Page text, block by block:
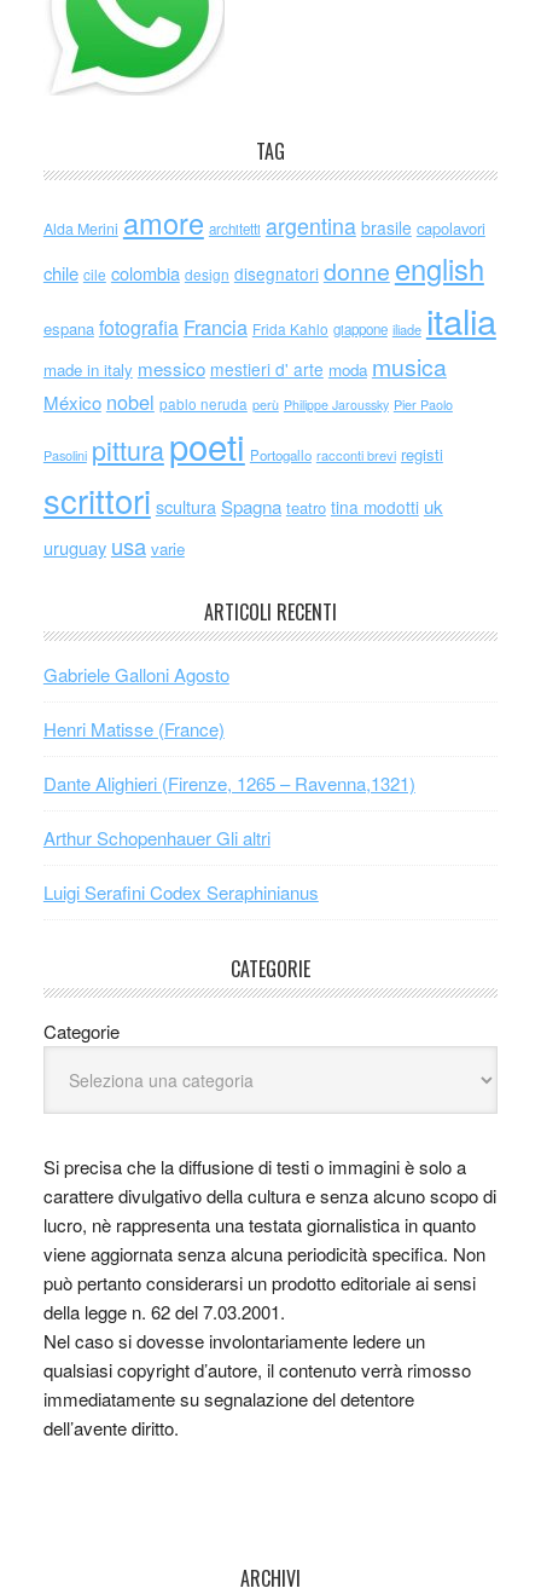
TAG
Alda Merini amore architetti argentina brasile capolavori
chile cile colombia design disegnatori donne english
espana fotografia Francia Frida Kahlo giappone iliade italia
made in italy messico mestieri d' arte moda musica
México nobel pablo neruda perù Philippe Jaroussky Pier Paolo
Pasolini pitturapoeti Portogallo racconti brevi registi
scrittori scultura Spagna teatro tina modotti uk
uruguay usa varie
ARTICOLI RECENTI
Gabriele Galloni Agosto
Henri Matisse (France)
Dante Alighieri (Firenze, 1265 – Ravenna,1321)
Arthur Schopenhauer Gli altri
Luigi Serafini Codex Seraphinianus
CATEGORIE
Categorie
Si precisa che la diffusione di testi o immagini è solo a
carattere divulgativo della cultura e senza alcuno scopo di
lucro, nè rappresenta una testata giornalistica in quanto
viene aggiornata senza alcuna periodicità specifica. Non
può pertanto considerarsi un prodotto editoriale ai sensi
della legge n. 62 del 7.03.2001.
Nel caso si dovesse involontariamente ledere un
qualsiasi copyright d’autore, il contenuto verrà rimosso
immediatamente su segnalazione del detentore
dell’avente diritto.
ARCHIVI